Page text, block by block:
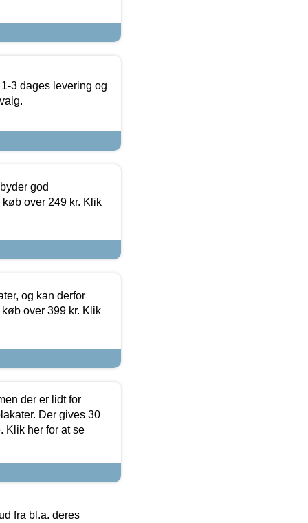
3 dages levering og
god
over 249 kr. Klik
og kan derfor
over 399 kr. Klik
der er lidt for
Der gives 30
Klik her for at se
fra bl.a. deres